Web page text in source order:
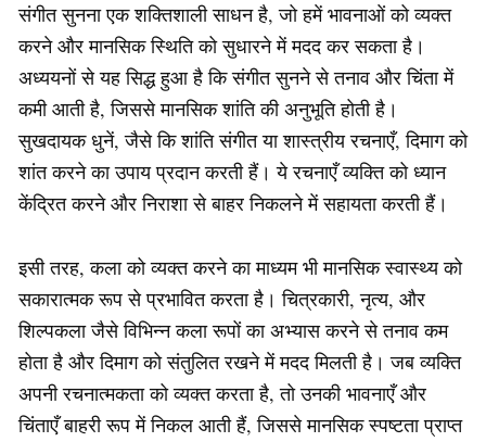
संगीत सुनना एक शक्तिशाली साधन है, जो हमें भावनाओं को व्यक्त
करने और मानसिक स्थिति को सुधारने में मदद कर सकता है।
अध्ययनों से यह सिद्ध हुआ है कि संगीत सुनने से तनाव और चिंता में
कमी आती है, जिससे मानसिक शांति की अनुभूति होती है।
सुखदायक धुनें, जैसे कि शांति संगीत या शास्त्रीय रचनाएँ, दिमाग को
शांत करने का उपाय प्रदान करती हैं। ये रचनाएँ व्यक्ति को ध्यान
केंद्रित करने और निराशा से बाहर निकलने में सहायता करती हैं।
इसी तरह, कला को व्यक्त करने का माध्यम भी मानसिक स्वास्थ्य को
सकारात्मक रूप से प्रभावित करता है। चित्रकारी, नृत्य, और
शिल्पकला जैसे विभिन्न कला रूपों का अभ्यास करने से तनाव कम
होता है और दिमाग को संतुलित रखने में मदद मिलती है। जब व्यक्ति
अपनी रचनात्मकता को व्यक्त करता है, तो उनकी भावनाएँ और
चिंताएँ बाहरी रूप में निकल आती हैं, जिससे मानसिक स्पष्टता प्राप्त